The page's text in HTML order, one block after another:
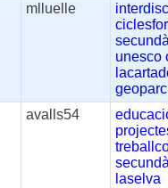
mlluelle
unesco
geoparc
avalls54
laselva